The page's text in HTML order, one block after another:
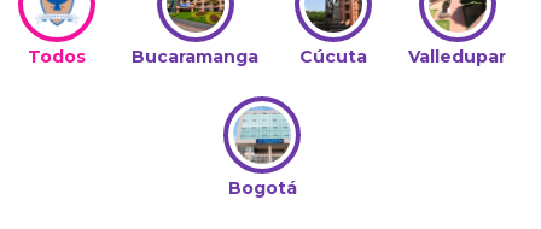
Todos Bucaramanga Cúcuta Valledupar
Bogotá